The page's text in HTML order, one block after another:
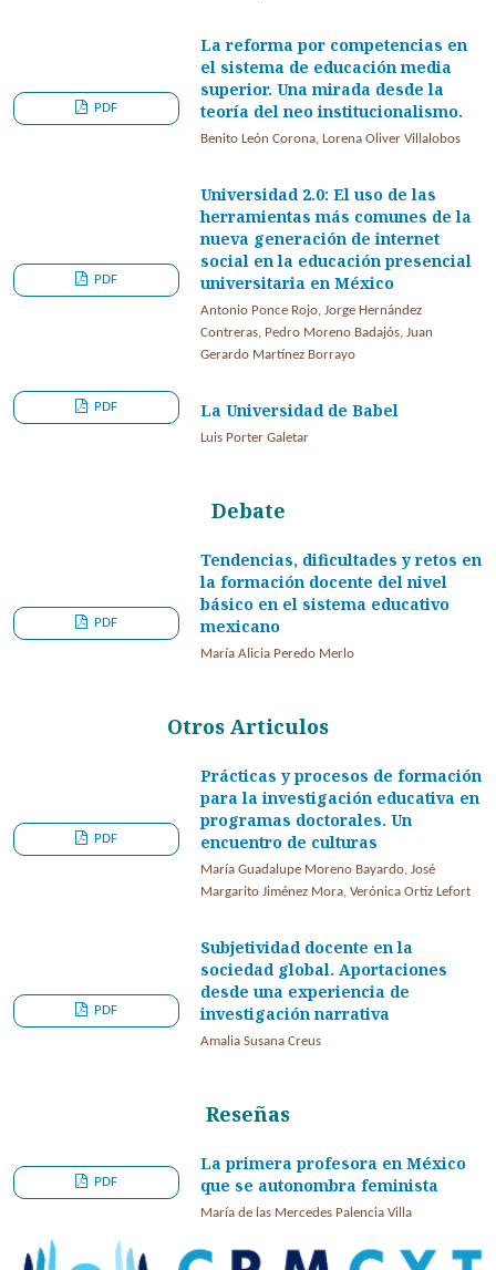
La reforma por competencias en
el sistema de educación media
superior. Una mirada desde la
teoría del neo institucionalismo.
Benito León Corona, Lorena Oliver Villalobos
PDF
Universidad 2.0: El uso de las
herramientas más comunes de la
nueva generación de internet
social en la educación presencial
universitaria en México
Antonio Ponce Rojo, Jorge Hernández
Contreras, Pedro Moreno Badajós, Juan
Gerardo Martínez Borrayo
PDF
La Universidad de Babel
Luis Porter Galetar
PDF
Debate
Tendencias, dificultades y retos en
la formación docente del nivel
básico en el sistema educativo
mexicano
María Alicia Peredo Merlo
PDF
Otros Articulos
Prácticas y procesos de formación
para la investigación educativa en
programas doctorales. Un
encuentro de culturas
María Guadalupe Moreno Bayardo, José
Margarito Jiménez Mora, Verónica Ortiz Lefort
PDF
Subjetividad docente en la
sociedad global. Aportaciones
desde una experiencia de
investigación narrativa
Amalia Susana Creus
PDF
Reseñas
La primera profesora en México
que se autonombra feminista
María de las Mercedes Palencia Villa
PDF